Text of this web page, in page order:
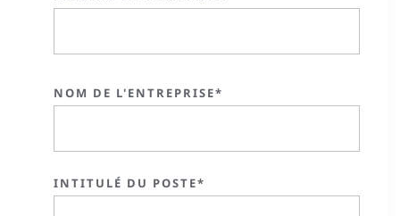
NOM DE L'ENTREPRISE*
INTITULÉ DU POSTE*